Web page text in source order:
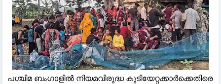
പശ്ചിമ ബംഗാളിൽ നിയമവിരുദ്ധ കുടിയേറ്റക്കാർക്കെതിരെ